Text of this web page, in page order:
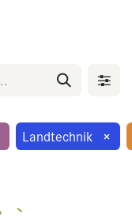
Landtechnik ×